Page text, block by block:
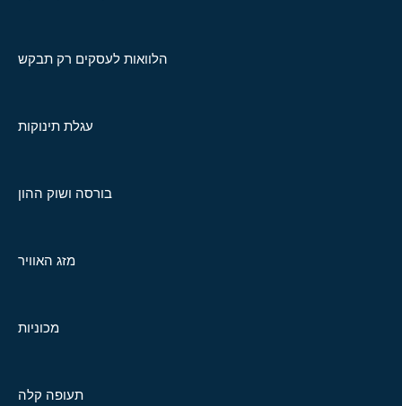
הלוואות לעסקים רק תבקש
עגלת תינוקות
בורסה ושוק ההון
מזג האוויר
מכוניות
תעופה קלה